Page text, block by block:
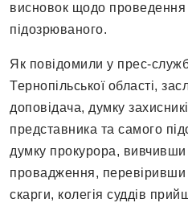
висновок щодо
підозрюваного.
Як повідомили у прес-
Тернопільської області,
доповідача, думку
представника та самого
думку прокурора, вивчивши
провадження, перевіривши
скарги, колегія суддів